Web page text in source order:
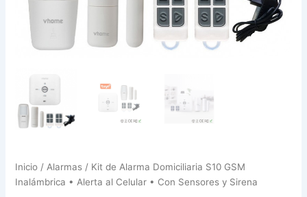
Inicio /Alarmas / Kit de Alarma Domiciliaria S10 GSM
Inalámbrica • Alerta al Celular • Con Sensores y Sirena
cantidad